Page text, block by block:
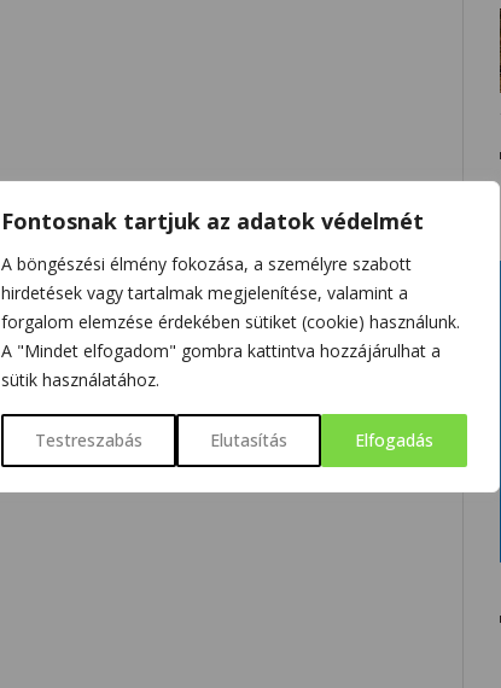
Fontosnak tartjuk az adatok védelmét
A böngészési élmény fokozása, a személyre szabott
hirdetések vagy tartalmak megjelenítése, valamint a
forgalom elemzése érdekében sütiket (cookie) használunk.
A "Mindet elfogadom" gombra kattintva hozzájárulhat a
sütik használatához.
Testreszabás Elutasítás Elfogadás